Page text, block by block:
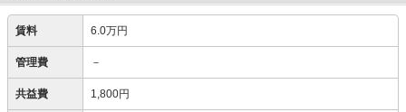
賃料 6.0万円
管理費 －
共益費 1,800円